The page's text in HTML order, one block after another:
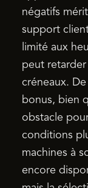
négatifs
support
limité aux
peut
créneaux.
bonus, bien
obstacle
conditions
machines à
encore